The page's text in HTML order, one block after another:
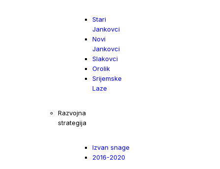
Stari
Jankovci
Novi
Jankovci
Slakovci
Orolik
Srijemske
Laze
Razvojna
strategija
Izvan snage
2016-2020